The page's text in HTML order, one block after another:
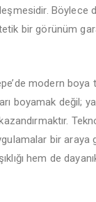
Böylece
bir görünüm
modern boya
boyamak değil;
bir araya
hem de